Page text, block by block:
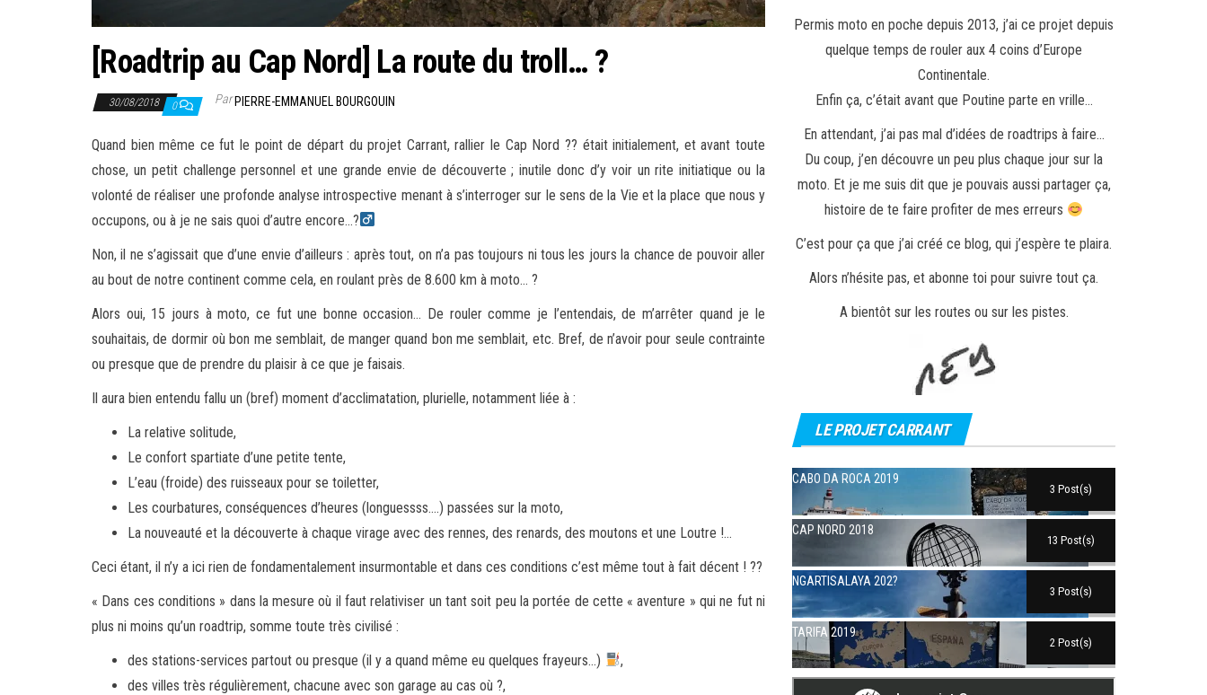
[Roadtrip au Cap Nord] La route du troll… ?
30/08/2018 0 ParPIERRE-EMMANUEL BOURGOUIN
Quand bien même ce fut le point de départ du projet Carrant, rallier le Cap Nord ?? était initialement, et avant toute
chose, un petit challenge personnel et une grande envie de découverte ; inutile donc d’y voir un rite initiatique ou la
volonté de réaliser une profonde analyse introspective menant à s’interroger sur le sens de la Vie et la place que nous y
occupons, ou à je ne sais quoi d’autre encore…?‍
Non, il ne s’agissait que d’une envie d’ailleurs : après tout, on n’a pas toujours ni tous les jours la chance de pouvoir aller
au bout de notre continent comme cela, en roulant près de 8.600 km à moto… ?
Alors oui, 15 jours à moto, ce fut une bonne occasion… De rouler comme je l’entendais, de m’arrêter quand je le
souhaitais, de dormir où bon me semblait, de manger quand bon me semblait, etc. Bref, de n’avoir pour seule contrainte
ou presque que de prendre du plaisir à ce que je faisais.
Il aura bien entendu fallu un (bref) moment d’acclimatation, plurielle, notamment liée à :
La relative solitude,
Le confort spartiate d’une petite tente,
L’eau (froide) des ruisseaux pour se toiletter,
Les courbatures, conséquences d’heures (longuessss….) passées sur la moto,
La nouveauté et la découverte à chaque virage avec des rennes, des renards, des moutons et une Loutre !…
Ceci étant, il n’y a ici rien de fondamentalement insurmontable et dans ces conditions c’est même tout à fait décent ! ??
« Dans ces conditions » dans la mesure où il faut relativiser un tant soit peu la portée de cette « aventure » qui ne fut ni
plus ni moins qu’un roadtrip, somme toute très civilisé :
des stations-services partout ou presque (il y a quand même eu quelques frayeurs…)
,
des villes très régulièrement, chacune avec son garage au cas où ?,
Permis moto en poche depuis 2013, j’ai ce projet depuis
quelque temps de rouler aux 4 coins d’Europe
Continentale.
Enfin ça, c’était avant que Poutine parte en vrille…
En attendant, j’ai pas mal d’idées de roadtrips à faire…
Du coup, j’en découvre un peu plus chaque jour sur la
moto. Et je me suis dit que je pouvais aussi partager ça,
histoire de te faire profiter de mes erreurs
C’est pour ça que j’ai créé ce blog, qui j’espère te plaira.
Alors n’hésite pas, et abonne toi pour suivre tout ça.
A bientôt sur les routes ou sur les pistes.
LE PROJET CARRANT
CABO DA ROCA 2019
3 Post(s)
CAP NORD 2018
13 Post(s)
NGARTISALAYA 202?
3 Post(s)
TARIFA 2019
2 Post(s)